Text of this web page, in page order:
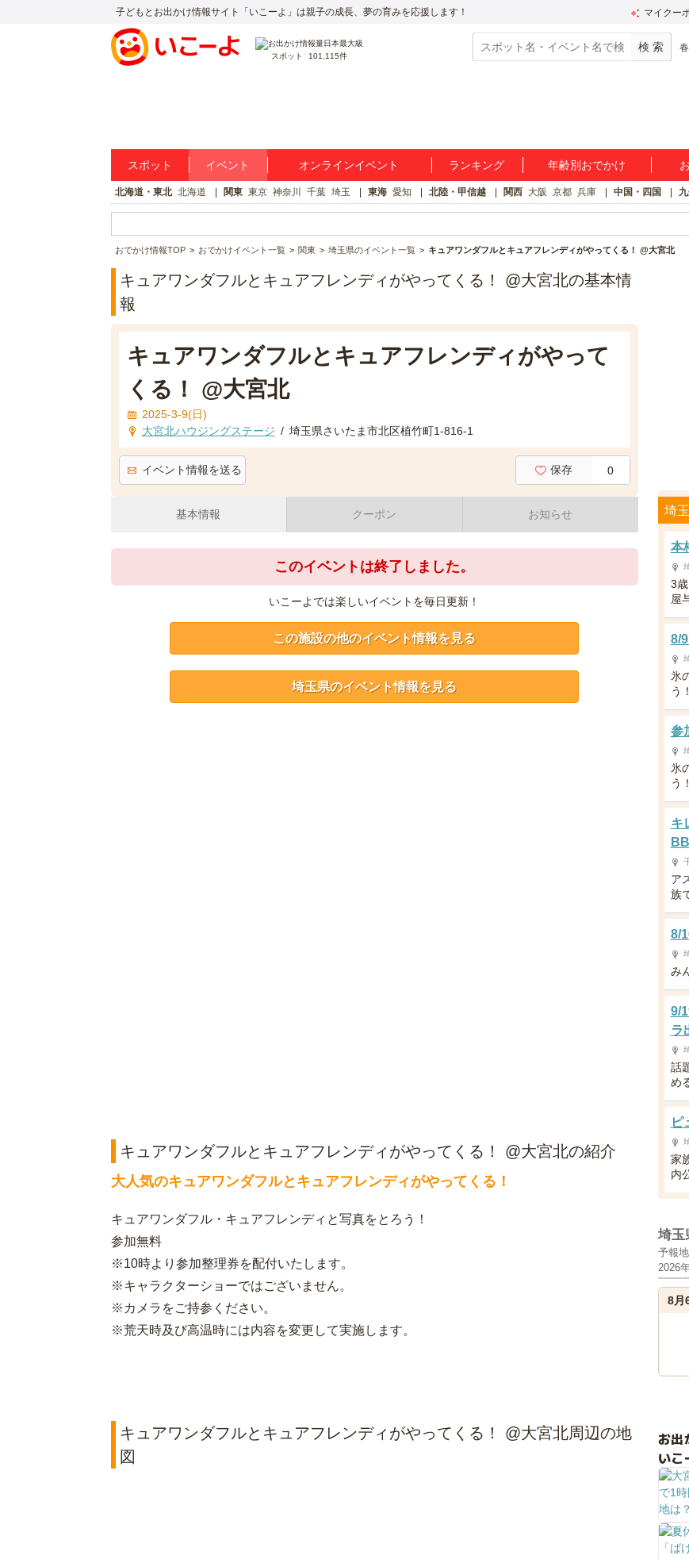
子どもとお出かけ情報サイト「いこーよ」は親子の成長、夢の育みを応援します！ マイクー
スポット 101,115件
スポット イベント オンラインイベント ランキング 年齢別おでかけ
北海道・東北 北海道 関東 東京 神奈川 千葉 埼玉 東海 愛知 北陸・甲信越 関西 大阪 京都 兵庫 中国・四国
おでかけ情報TOP おでかけイベント一覧 関東 埼玉県のイベント一覧 キュアワンダフルとキュアフレンディがやってくる！ @大宮北
キュアワンダフルとキュアフレンディがやってくる！ @大宮北の基本情
報
キュアワンダフルとキュアフレンディがやって
くる！ @大宮北
2025-3-9(日)
大宮北ハウジングステージ / 埼玉県さいたま市北区植竹町1-816-1
イベント情報を送る 保存 0
基本情報 クーポン お知らせ
このイベントは終了しました。
いこーよでは楽しいイベントを毎日更新！
この施設の他のイベント情報を見る
埼玉県のイベント情報を見る
キュアワンダフルとキュアフレンディがやってくる！ @大宮北の紹介
大人気のキュアワンダフルとキュアフレンディがやってくる！
キュアワンダフル・キュアフレンディと写真をとろう！
参加無料
※10時より参加整理券を配付いたします。
※キャラクターショーではございません。
※カメラをご持参ください。
※荒天時及び高温時には内容を変更して実施します。
キュアワンダフルとキュアフレンディがやってくる！ @大宮北周辺の地
図
埼
本
3
屋
8/
氷
う
参
氷
う
キ
ア
族
8/
み
9/
ラ
話
め
ピ
家
内
埼玉
予報
2026
8月
お出
いこ